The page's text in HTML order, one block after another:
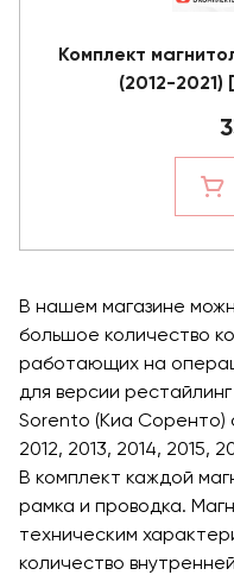
Комплект
(2012-2021)
В нашем магазине
большое количество
работающих на
для версии
Sorento (Киа Соренто)
2012, 2013, 2014, 2015,
В комплект каждой
рамка и проводка.
техническим
количество